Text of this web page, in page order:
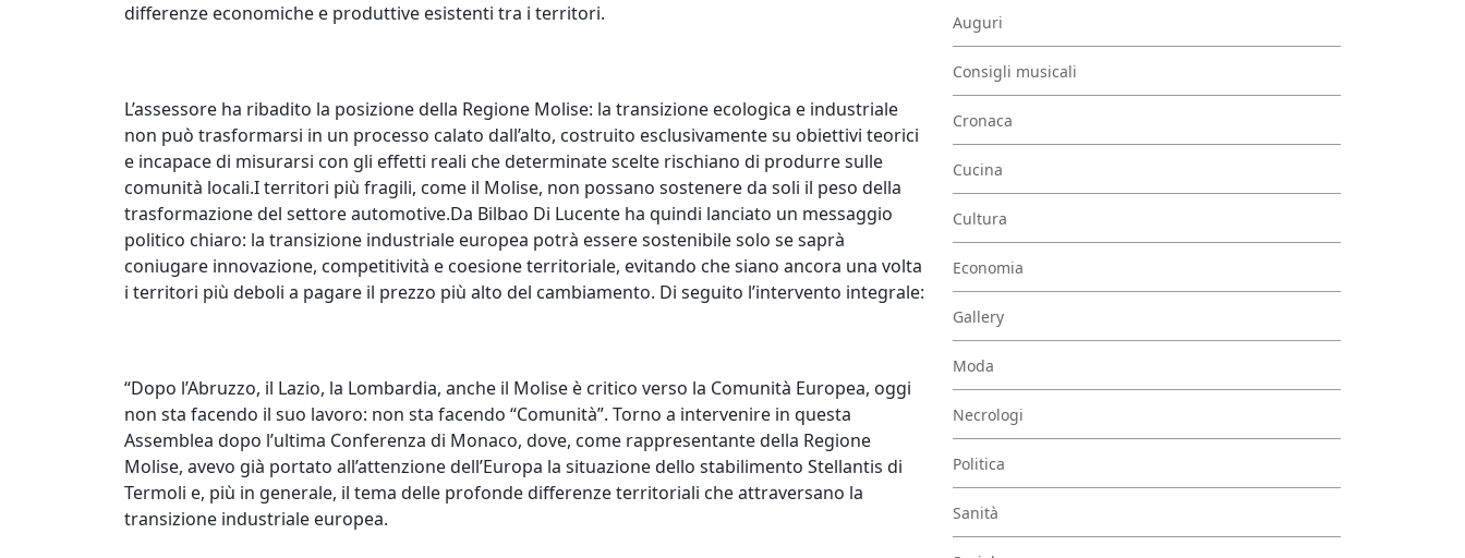
differenze economiche e produttive esistenti tra i territori.
L’assessore ha ribadito la posizione della Regione Molise: la transizione ecologica e industriale
non può trasformarsi in un processo calato dall’alto, costruito esclusivamente su obiettivi teorici
e incapace di misurarsi con gli effetti reali che determinate scelte rischiano di produrre sulle
comunità locali.I territori più fragili, come il Molise, non possano sostenere da soli il peso della
trasformazione del settore automotive.Da Bilbao Di Lucente ha quindi lanciato un messaggio
politico chiaro: la transizione industriale europea potrà essere sostenibile solo se saprà
coniugare innovazione, competitività e coesione territoriale, evitando che siano ancora una volta
i territori più deboli a pagare il prezzo più alto del cambiamento. Di seguito l’intervento integrale:
“Dopo l’Abruzzo, il Lazio, la Lombardia, anche il Molise è critico verso la Comunità Europea, oggi
non sta facendo il suo lavoro: non sta facendo “Comunità”. Torno a intervenire in questa
Assemblea dopo l’ultima Conferenza di Monaco, dove, come rappresentante della Regione
Molise, avevo già portato all’attenzione dell’Europa la situazione dello stabilimento Stellantis di
Termoli e, più in generale, il tema delle profonde differenze territoriali che attraversano la
transizione industriale europea.
Auguri
Consigli musicali
Cronaca
Cucina
Cultura
Economia
Gallery
Moda
Necrologi
Politica
Sanità